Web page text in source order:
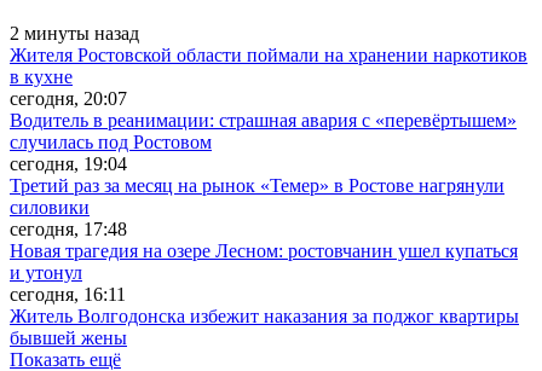
2 минуты назад
Жителя Ростовской области поймали на хранении наркотиков
в кухне
сегодня, 20:07
Водитель в реанимации: страшная авария с «перевёртышем»
случилась под Ростовом
сегодня, 19:04
Третий раз за месяц на рынок «Темер» в Ростове нагрянули
силовики
сегодня, 17:48
Новая трагедия на озере Лесном: ростовчанин ушел купаться
и утонул
сегодня, 16:11
Житель Волгодонска избежит наказания за поджог квартиры
бывшей жены
Показать ещё